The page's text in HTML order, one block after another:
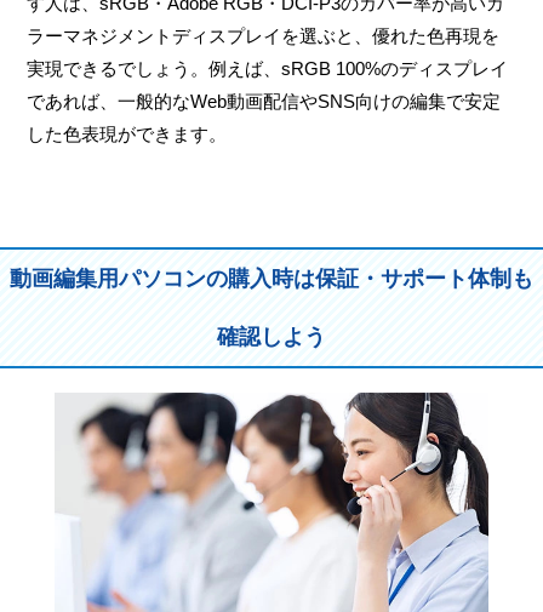
ラーマネジメントディスプレイを選ぶと、優れた色再現を
実現できるでしょう。例えば、sRGB 100%のディスプレイ
であれば、一般的なWeb動画配信やSNS向けの編集で安定
した色表現ができます。
動画編集用パソコンの購入時は保証・サポート体制も
確認しよう